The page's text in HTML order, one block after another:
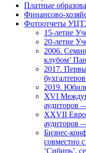
Платные
Финансово-
Фотоотчеты
15-летие
20-летие
2006.
клубом’
2017.
2019.
XVI
аудиторов
XXVII
аудиторов
Бизнес-
совместно
‘Сибирь’,